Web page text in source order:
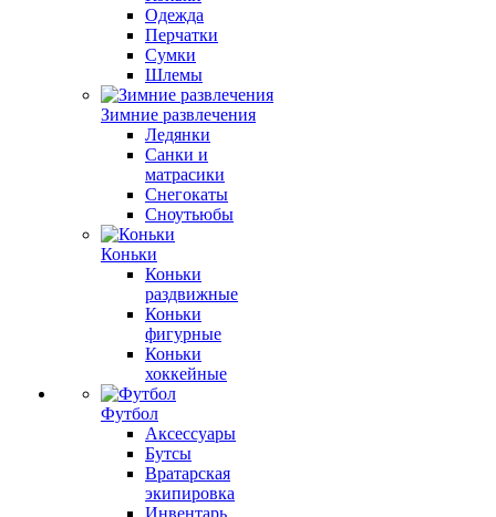
Одежда
Перчатки
Сумки
Шлемы
Зимние развлечения
Ледянки
Санки и
матрасики
Снегокаты
Сноутьюбы
Коньки
Коньки
раздвижные
Коньки
фигурные
Коньки
хоккейные
Футбол
Аксессуары
Бутсы
Вратарская
экипировка
Инвентарь